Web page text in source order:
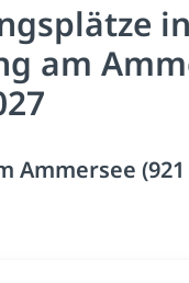
in
am
Ammersee (921